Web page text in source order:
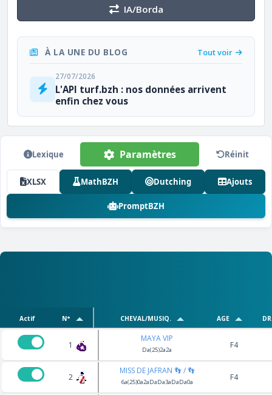
IA/Borda
À LA UNE DU BLOG Tout voir
27/07/2026
L'API turf.bzh : nos données arrivent
enfin chez vous
Lexique Paramètres Réinit
XLSX MathBZH Dutching Ajouts
PromptBZH
Actif N° CHEVAL/MUSIQ. AGE
1
MAYA VIP
Da(25)2a2a F4
2
MISS DE JAFRAN 👣 / 👣
6a(25)0a2aDaDa3aDaDa0a F4